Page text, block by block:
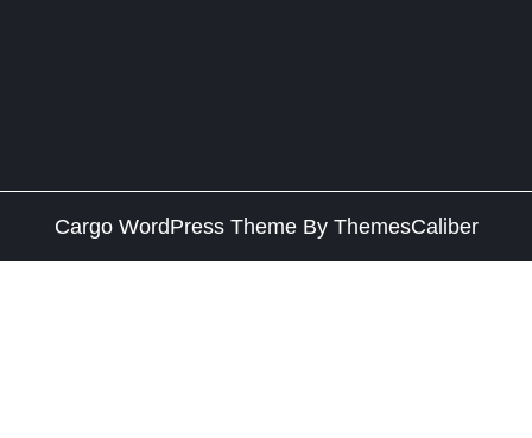
Cargo WordPress ThemeBy ThemesCaliber